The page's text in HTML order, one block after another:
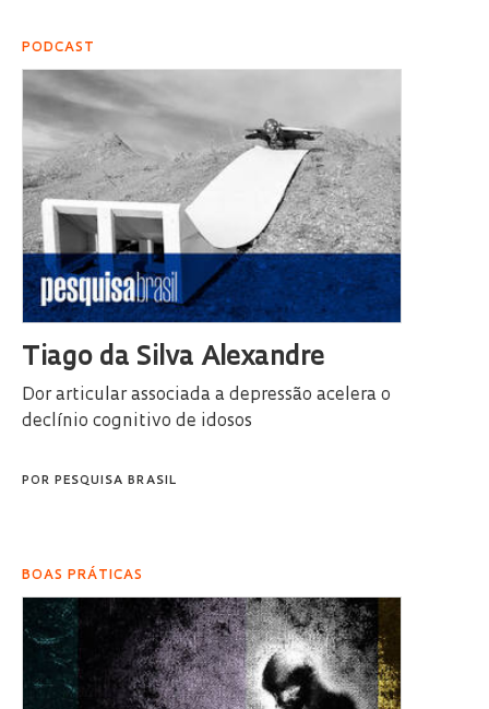
PODCAST
Tiago da Silva Alexandre
Dor articular associada a depressão acelera o
declínio cognitivo de idosos
POR PESQUISA BRASIL
BOAS PRÁTICAS